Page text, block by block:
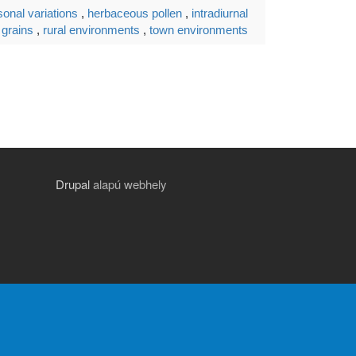
variations , herbaceous pollen , intradiurnal
, rural environments , town environments
Drupalalapú webhely